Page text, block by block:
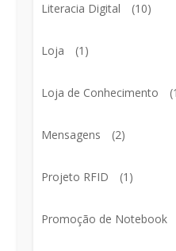
Literacia Digital (10)
Loja (1)
Loja de Conhecimento
Mensagens (2)
Projeto RFID (1)
Promoção de Notebook